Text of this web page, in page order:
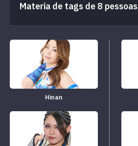
Materia de tags de 8 pessoas
Hinan